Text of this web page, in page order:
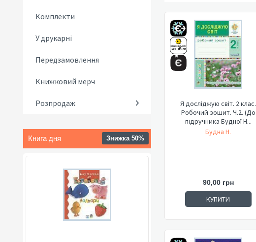
Комплекти
У друкарні
Передзамовлення
Книжковий мерч
Розпродаж
Книга дня Знижка 50%
Я досліджую світ. 2 клас.
Робочий зошит. Ч.2. (До
підручника Будної Н...
Будна Н.
90,00 грн
КУПИТИ